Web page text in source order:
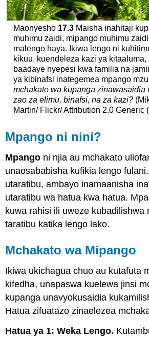
Maonyesho 17.3Maisha inahitaji
muhimu zaidi, mipango muhimu
malengo haya. Ikiwa lengo ni
kikuu, kuendeleza kazi ya kitaaluma,
baadaye nyepesi kwa familia na
ya kibinafsi inategemea mpango
mchakato wa kupanga zinawasaidia
zao za elimu, binafsi, na za kazi?
Martin/ Flickr/ Attribution 2.0 Generic
Mpango ni nini?
Mpango ni njia au mchakato
unaosababisha kufikia lengo
utaratibu, ambayo inamaanisha
utaratibu wa hatua kwa hatua.
kuwa rahisi ili uweze kubadilishwa
taratibu katika lengo lako.
Mchakato wa Mipango
Ikiwa ukichagua chuo au kutafuta
kifedha, unapaswa kuelewa jinsi
kupanga unavyokusaidia
Hatua zifuatazo zinaelezea
Hatua ya 1: Weka Lengo.